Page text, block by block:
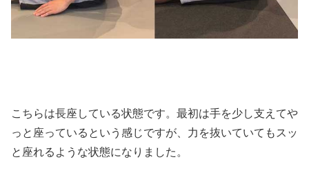
こちらは長座している状態です。最初は手を少し支えてや
っと座っているという感じですが、力を抜いていてもスッ
と座れるような状態になりました。